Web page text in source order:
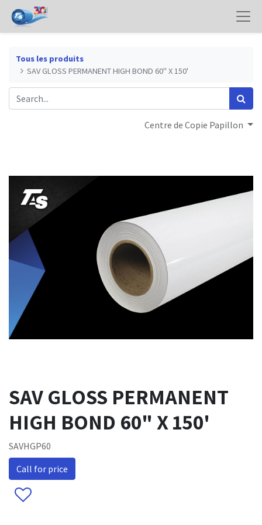
Tous les produits
SAV GLOSS PERMANENT HIGH BOND 60" X 150'
Centre de Copie Papillon
SAV GLOSS PERMANENT
HIGH BOND 60" X 150'
SAVHGP60
Call for price